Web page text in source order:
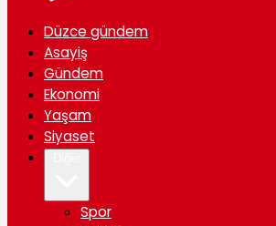
Düzce gündem
Asayiş
Gündem
Ekonomi
Yaşam
Siyaset
Spor